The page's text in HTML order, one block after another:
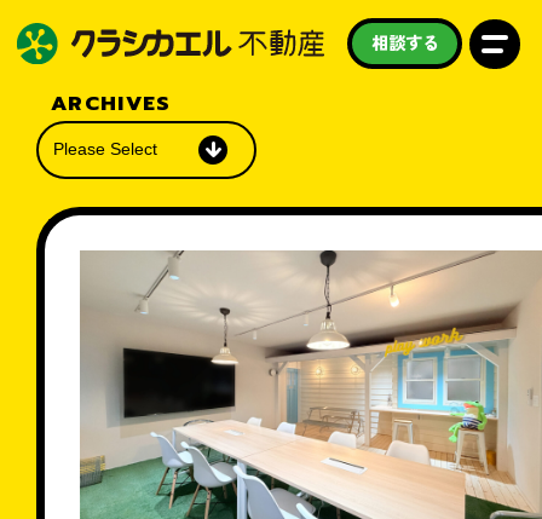
私たちについて
売りたい
学びたい
守りたい
お知らせ
スタッフ紹介
よくある質問
採用情報
相談する
ARCHIVES